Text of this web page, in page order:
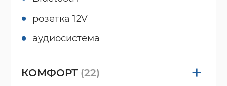
розетка 12V
аудиосистема
КОМФОРТ (22)